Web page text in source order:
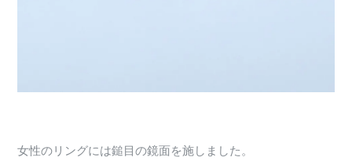
女性のリングには鎚目の鏡面を施しました。